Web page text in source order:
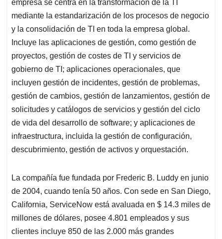
empresa se centra en la transformación de la TI
mediante la estandarización de los procesos de negocio
y la consolidación de TI en toda la empresa global.
Incluye las aplicaciones de gestión, como gestión de
proyectos, gestión de costes de TI y servicios de
gobierno de TI; aplicaciones operacionales, que
incluyen gestión de incidentes, gestión de problemas,
gestión de cambios, gestión de lanzamientos, gestión de
solicitudes y catálogos de servicios y gestión del ciclo
de vida del desarrollo de software; y aplicaciones de
infraestructura, incluida la gestión de configuración,
descubrimiento, gestión de activos y orquestación.
La compañía fue fundada por Frederic B. Luddy en junio
de 2004, cuando tenía 50 años. Con sede en San Diego,
California, ServiceNow está avaluada en $ 14.3 miles de
millones de dólares, posee 4.801 empleados y sus
clientes incluye 850 de las 2.000 más grandes